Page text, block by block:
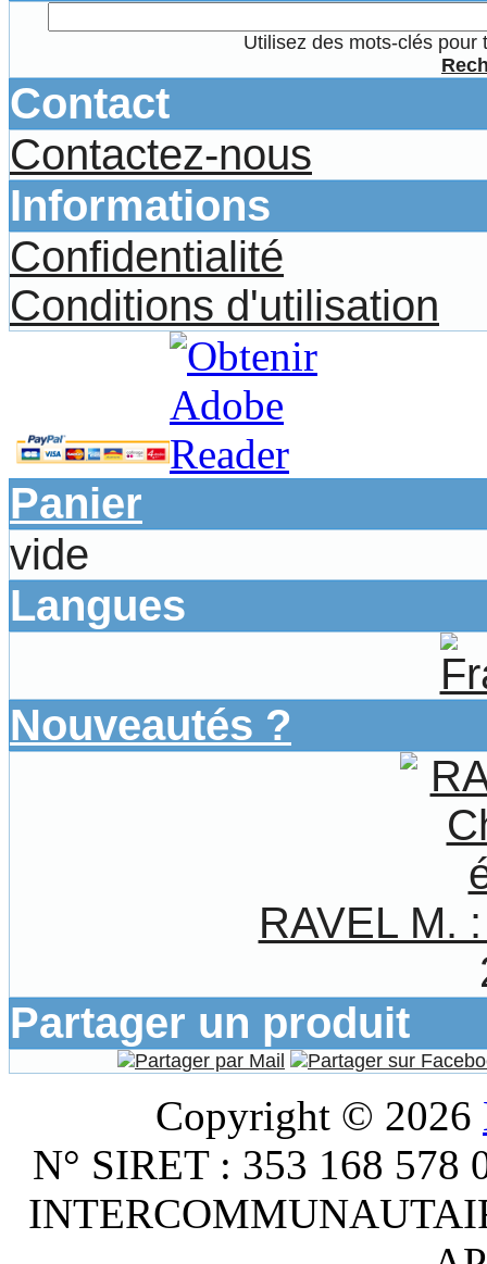
Utilisez des mots-clés pour
Contact
Contactez-nous
Informations
Confidentialité
Conditions d'utilisation
Panier
vide
Langues
Nouveautés ?
RAVEL M.
Partager un produit
Copyright © 2026
N° SIRET : 353 168